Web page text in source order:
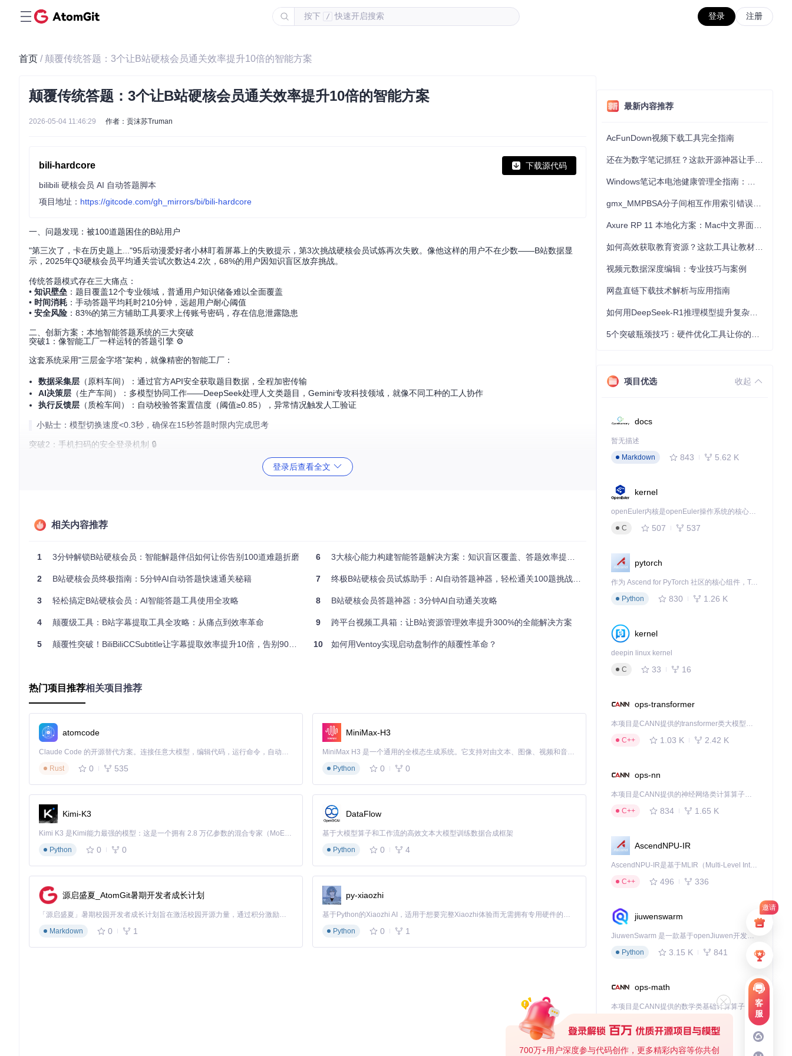
按下 / 快速开启搜索 登录 注册
邀请
客
服
700万+用户深度参与代码创作，更多精彩内容等你共创
首页 / 颠覆传统答题：3个让B站硬核会员通关效率提升10倍的智能方案
颠覆传统答题：3个让B站硬核会员通关效率提升10倍的智能方案
2026-05-04 11:46:29 作者：贡沫苏Truman
bili-hardcore 下载源代码
bilibili 硬核会员 AI 自动答题脚本
项目地址： https://gitcode.com/gh_mirrors/bi/bili-hardcore
一、问题发现：被100道题困住的B站用户
"第三次了，卡在历史题上..."95后动漫爱好者小林盯着屏幕上的失败提示，第3次挑战硬核会员试炼再次失败。像他这样的用户不在少数——B站数据显
示，2025年Q3硬核会员平均通关尝试次数达4.2次，68%的用户因知识盲区放弃挑战。
传统答题模式存在三大痛点：
• 知识壁垒 ：题目覆盖12个专业领域，普通用户知识储备难以全面覆盖
• 时间消耗 ：手动答题平均耗时210分钟，远超用户耐心阈值
• 安全风险 ：83%的第三方辅助工具要求上传账号密码，存在信息泄露隐患
二、创新方案：本地智能答题系统的三大突破
突破1：像智能工厂一样运转的答题引擎 ⚙️
这套系统采用"三层金字塔"架构，就像精密的智能工厂：
数据采集层 （原料车间）：通过官方API安全获取题目数据，全程加密传输
AI决策层 （生产车间）：多模型协同工作——DeepSeek处理人文类题目，Gemini专攻科技领域，就像不同工种的工人协作
执行反馈层 （质检车间）：自动校验答案置信度（阈值≥0.85），异常情况触发人工验证
小贴士：模型切换速度<0.3秒，确保在15秒答题时限内完成思考
突破2：手机扫码的安全登录机制 🔒
突破3：自适应学习的答题策略 🧠
记录错题形成个性化题库
动态优化答题间隔（默认3-5秒，可在config.ini中调整）
案例1：职场妈妈的碎片化时间通关法
"每天只能挤出20分钟"——32岁职场妈妈李女士通过设置--auto-submit 参数，利用午休和通勤时间分段答题，3天累计耗时1.5小时成功通关。
案例2：大学生的专业学习辅助
拥有5万粉丝的科技UP主"数码老炮"分享："用
案例4：海外用户的网络优化方案
留学生小王通过修改
（单位：毫秒），解决了跨境网络延迟问题，成功率从52%提升至94%。
案例5：老年人的简易操作改造
62岁的退休教师陈先生说："儿子帮我设置了
，界面只剩下'开始'和'暂停'两个按钮，比刷短视频还简单"。
▶️ 直接修改
✅ 正确做法：通过config.ini配置，避免升级时丢失自定义设置
效率提升组合拳
模型组合：在config.ini设置MODEL_PRIORITY=deepseek,gemini,openai
时段选择：避开19:00-22:00高峰，API响应速度提升40%
错题利用
效果对比表
指标
传统手动答题 AI辅助答题
提升幅度
平均通关时间
210分钟
18% 89%
394%
登录后查看全文
相关内容推荐
1 3分钟解锁B站硬核会员：智能解题伴侣如何让你告别100道难题折磨
2 B站硬核会员终极指南：5分钟AI自动答题快速通关秘籍
3 轻松搞定B站硬核会员：AI智能答题工具使用全攻略
4 颠覆级工具：B站字幕提取工具全攻略：从痛点到效率革命
5 颠覆性突破！BiliBiliCCSubtitle让字幕提取效率提升10倍，告别90%的无效工作
6 3大核心能力构建智能答题解决方案：知识盲区覆盖、答题效率提升与隐私安全保障
7 终极B站硬核会员试炼助手：AI自动答题神器，轻松通关100题挑战 🚀
8 B站硬核会员答题神器：3分钟AI自动通关攻略
9 跨平台视频工具箱：让B站资源管理效率提升300%的全能解决方案
10 如何用Ventoy实现启动盘制作的颠覆性革命？
热门项目推荐相关项目推荐
atomcode
Claude Code 的开源替代方案。连接任意大模型，编辑代码，运行命令，自动验证 — 全自动执行。用 Rust 构建，极致性能。 ｜ An open-source alternative to Claude Code. Connect any LLM, edit code, run commands, and verify changes — autonomously. Built in Rust for speed. Get Started
Rust
0 535
MiniMax-H3
MiniMax H3 是一个通用的全模态生成系统。它支持对由文本、图像、视频和音频组成的多模态上下文进行统一理解，并能生成分辨率高达 2K、时长可达 15 秒的带原生立体声音频的视频。得益于面向任务泛化的系统设计，H3 在预训练阶段就已具备广泛的多模态上下文理解与生成能力，能够出色地执行复杂的多模态指令。
Python
0 0
Kimi-K3
Kimi K3 是Kimi能力最强的模型：这是一个拥有 2.8 万亿参数的混合专家（MoE）模型，具备原生视觉理解能力，并支持 100 万 token 的上下文窗口。
Python
0 0
DataFlow
基于大模型算子和工作流的高效文本大模型训练数据合成框架
Python
0 4
源启盛夏_AtomGit暑期开发者成长计划
「源启盛夏」暑期校园开发者成长计划旨在激活校园开源力量，通过积分激励、认证扶持、资源倾斜等形式，引导高校组织和开发者完成「入驻 — 建项目 — 做贡献 — 获认证 — 得资源」的完整闭环。无论你是想带领社团入驻平台的组织者，还是希望用代码贡献证明自己的开发者，都能在这里找到属于你的成长路径。
Markdown
0 1
py-xiaozhi
基于Python的Xiaozhi AI，适用于想要完整Xiaozhi体验而无需拥有专用硬件的用户。
Python
0 1
最新内容推荐
AcFunDown视频下载工具完全指南
视频元数据深度编辑：专业技巧与案例
网盘直链下载技术解析与应用指南
项目优选 收起
docs
暂无描述
Markdown
843 5.62 K
kernel
openEuler内核是openEuler操作系统的核心，既是系统性能与稳定性的基石，也是连接处理器、设备与服务的桥梁。
C
507 537
pytorch
作为 Ascend for PyTorch 社区的核心组件，TorchNPU 是昇腾专为 PyTorch 打造的深度学习适配插件，使 PyTorch 框架能够直接调用昇腾 NPU，为开发者提供昇腾 AI 处理器的超强算力。
Python
830 1.26 K
kernel
deepin linux kernel
C
33 16
ops-transformer
本项目是CANN提供的transformer类大模型算子库，实现网络在NPU上加速计算。
C++
1.03 K 2.42 K
ops-nn
本项目是CANN提供的神经网络类计算算子库，实现网络在NPU上加速计算。
C++
834 1.65 K
AscendNPU-IR
AscendNPU-IR是基于MLIR（Multi-Level Intermediate Representation）构建的，面向昇腾亲和算子编译时使用的中间表示，提供昇腾完备表达能力，通过编译优化提升昇腾AI处理器计算效率，支持通过生态框架使能昇腾AI处理器与深度调优
C++
496 336
jiuwenswarm
JiuwenSwarm 是一款基于openJiuwen开发的智能AI Agent，它能够将大语言模型的强大能力，通过你日常使用的各类通讯应用，直接延伸至你的指尖。
Python
3.15 K 841
ops-math
C++